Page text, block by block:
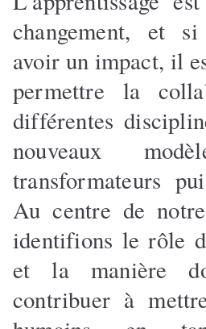
changement, et
avoir un impact, il
permettre la
différentes
nouveaux
transformateurs
Au centre de
identifions le rôle
et la manière
contribuer à